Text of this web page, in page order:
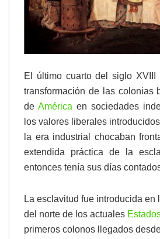
El último cuarto del siglo
transformación de las colonias
de América en sociedades
los valores liberales
la era industrial chocaban
extendida práctica de la
entonces tenía sus días
La esclavitud fue introducida en
del norte de los actuales
primeros colonos llegados